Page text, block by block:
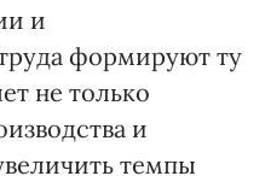
и
формируют ту
не только
и
темпы